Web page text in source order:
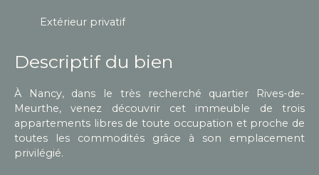
Extérieur privatif
Descriptif du bien
À Nancy, dans le très recherché quartier Rives-de-
Meurthe, venez découvrir cet immeuble de trois
appartements libres de toute occupation et proche de
toutes les commodités grâce à son emplacement
privilégié.